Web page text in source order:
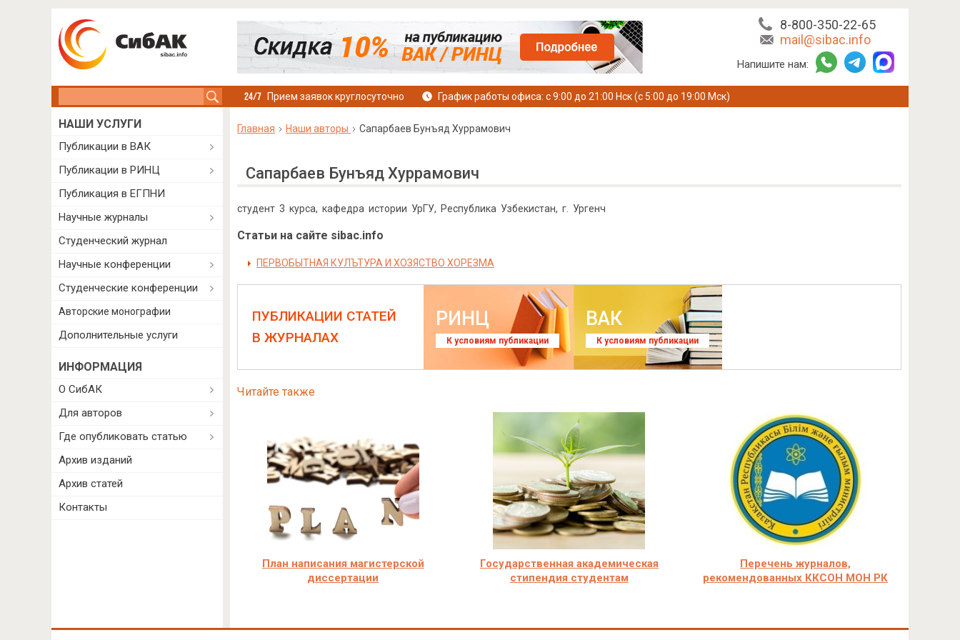
8-800-350-22-65
mail@sibac.info
Напишите нам:
Прием заявок круглосуточно График работы офиса: с 9:00 до 21:00 Нск (с 5:00 до 19:00 Мск)
Главная Наши авторы Сапарбаев Бунъяд Хуррамович
Сапарбаев Бунъяд Хуррамович
студент 3 курса, кафедра истории УрГУ, Республика Узбекистан, г. Ургенч
Статьи на сайте sibac.info
ПЕРВОБЫТНАЯ КУЛЪТУРА И ХОЗЯСТВО ХОРЕЗМА
ПУБЛИКАЦИИ СТАТЕЙ
В ЖУРНАЛАХ
РИНЦ
К условиям публикации
ВАК
К условиям публикации
Читайте также
План написания магистерской
диссертации
Государственная академическая
стипендия студентам
Перечень журналов,
рекомендованных ККСОН МОН РК
НАШИ УСЛУГИ
Публикации в ВАК
Публикации в РИНЦ
Публикация в ЕГПНИ
Научные журналы
Студенческий журнал
Научные конференции
Студенческие конференции
Авторские монографии
Дополнительные услуги
ИНФОРМАЦИЯ
О СибАК
Для авторов
Где опубликовать статью
Архив изданий
Архив статей
Контакты